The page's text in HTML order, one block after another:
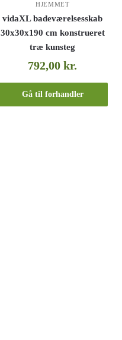
HJEMMET
vidaXL badeværelsesskab
30x30x190 cm konstrueret
træ kunsteg
792,00kr.
Gå til forhandler